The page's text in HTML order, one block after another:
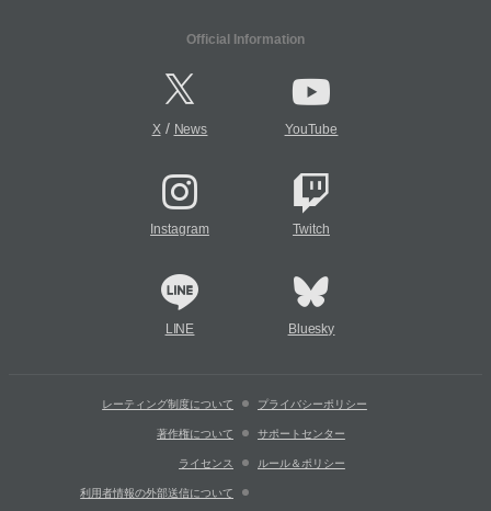
Official Information
X/ News YouTube
Instagram Twitch
LINE Bluesky
レーティング制度について プライバシーポリシー
著作権について サポートセンター
ライセンス ルール＆ポリシー
利用者情報の外部送信について